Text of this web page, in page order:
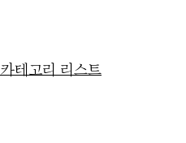
카테고리 리스트